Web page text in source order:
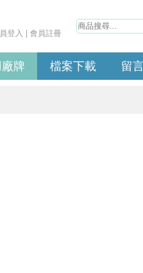
登入 |會員註冊
牌 檔案下載 留